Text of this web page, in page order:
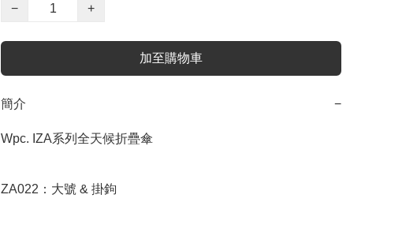
−
+
加至購物車
簡介 −
Wpc. IZA系列全天候折疊傘
ZA022：大號 & 掛鉤